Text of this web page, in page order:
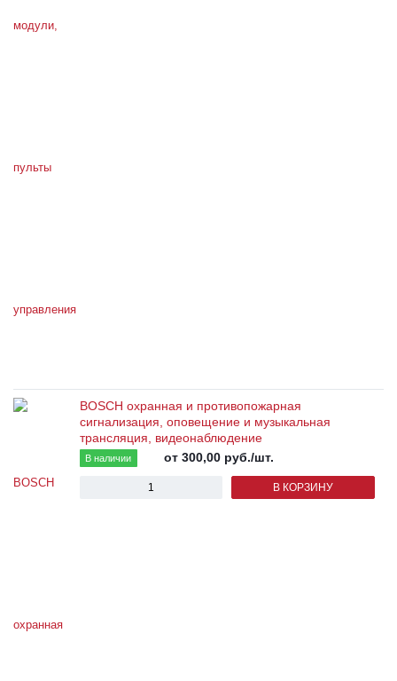
BOSCH охранная и противопожарная
сигнализация, оповещение и музыкальная
трансляция, видеонаблюдение
В наличии от 300,00 руб./шт.
В КОРЗИНУ